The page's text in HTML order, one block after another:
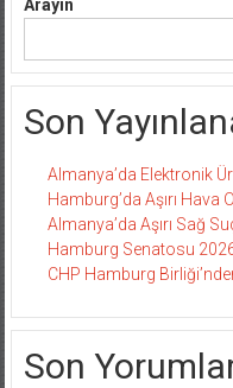
Arayın
Son
Almanya’da Elektronik
Hamburg’da Aşırı Hava
Almanya’da Aşırı Sağ
Hamburg Senatosu
CHP Hamburg
Son